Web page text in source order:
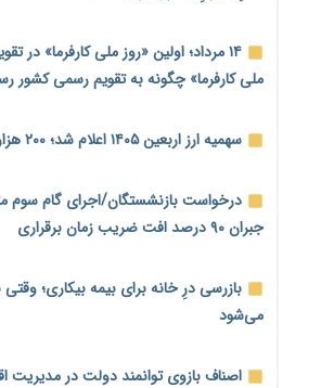
تجارت خارجی ایران در مسیر تسویه
یک سال پرچالش اینترنت/دولت
نه از جنگ می‌ترسیم، نه از مذاکره برای
فرمول تازه مستمری در راه است؛ کارگران
۱۴ مرداد؛ اولین «روز ملی کارفرما» در
ملی کارفرما» چگونه به تقویم رسمی کشور
سهمیه ارز اربعین ۱۴۰۵ اعلام شد؛ ۲۰۰ هزار دینار برای هر زائر
درخواست بازنشستگان/اجرای گام سوم
جبران ۹۰ درصد افت ضریب زمان برقراری
بازرسی درِ خانه برای بیمه بیکاری؛
می‌شود
اصناف بازوی توانمند دولت در مدیریت